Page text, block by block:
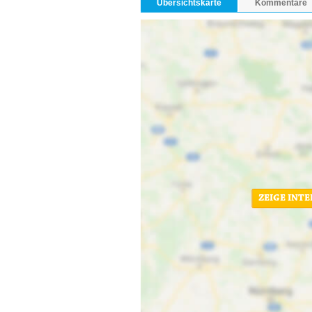
• historische Feldbahnschauanlage mit
• Modellbahnausstellung
Der „Wilde Robert“, wie die Döllnitzbahn
Merkmal für die Region um Mügeln und
Heutzutage erfüllt die Döllnitzbahn ihre
Jahren. Mit ihren Dampf- und Dieselloks
Tourismusfaktoren in der Region. Sie ist
nein, ganze Generationen sind mit dem
Der „Wilde Robert“ fährt durch die
vorbei am O-Schatz-Park und dem
Döllnitzbahn diese Kleinstadt in Richtung
in Mügeln den ehemals größten
Zeit für eine kurze Rast und die
Anschluss daran setzt sich der Zug auf
Bewegung. Hier besteht die Möglichkeit an
Faszination Schmalspurbahn zwischen
Übersichtskarte Kommentare
ZEIGE